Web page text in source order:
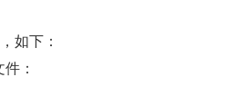
如下：
：